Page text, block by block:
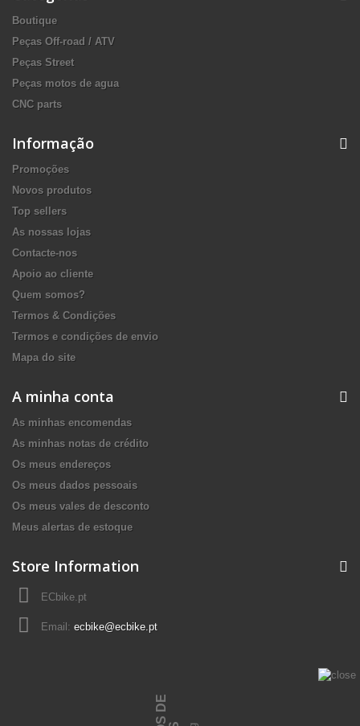
Boutique
Peças Off-road / ATV
Peças Street
Peças motos de agua
CNC parts
Informação
Promoções
Novos produtos
Top sellers
As nossas lojas
Contacte-nos
Apoio ao cliente
Quem somos?
Termos & Condições
Termos e condições de envio
Mapa do site
A minha conta
As minhas encomendas
As minhas notas de crédito
Os meus endereços
Os meus dados pessoais
Os meus vales de desconto
Meus alertas de estoque
Store Information
ECbike.pt
Email: ecbike@ecbike.pt